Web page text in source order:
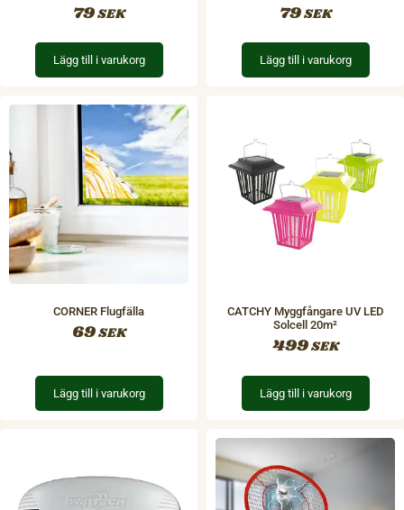
79SEK
Lägg till i varukorg
79SEK
Lägg till i varukorg
CORNER Flugfälla
69SEK
Lägg till i varukorg
CATCHY Myggfångare UV LED
Solcell 20m²
499SEK
Lägg till i varukorg